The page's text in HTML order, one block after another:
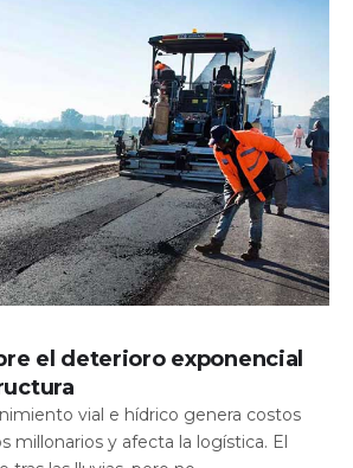
el deterioro exponencial
vial e hídrico genera costos
millonarios y afecta la logística. El